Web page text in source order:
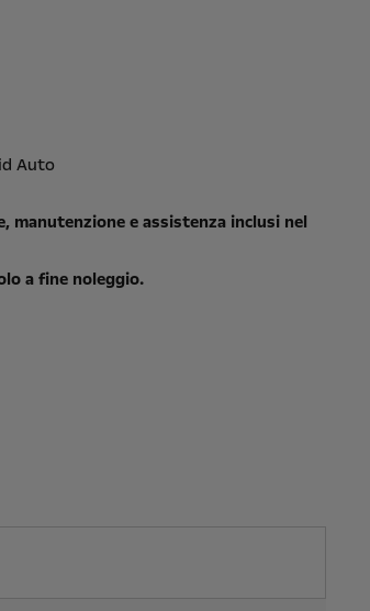
Auto
manutenzione e assistenza inclusi nel
a fine noleggio.